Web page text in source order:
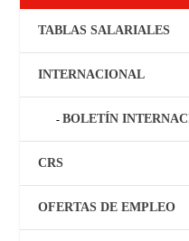
TABLAS SALARIALES
INTERNACIONAL
BOLETÍN
CRS
OFERTAS DE EMPLEO